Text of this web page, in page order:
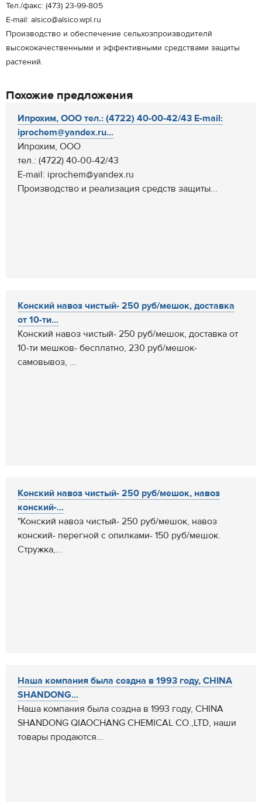
Тел./факс: (473) 23-99-805
E-mail: alsico@alsico.wpl.ru
Производство и обеспечение сельхозпроизводителй
высококачественными и эффективными средствами защиты
растений.
Похожие предложения
Ипрохим, ООО тел.: (4722) 40-00-42/43 E-mail:
iprochem@yandex.ru...
Ипрохим, ООО
тел.: (4722) 40-00-42/43
E-mail: iprochem@yandex.ru
Производство и реализация средств защиты...
Конский навоз чистый- 250 руб/мешок, доставка
от 10-ти...
Конский навоз чистый- 250 руб/мешок, доставка от
10-ти мешков- бесплатно, 230 руб/мешок-
самовывоз, ...
Конский навоз чистый- 250 руб/мешок, навоз
конский-...
"Конский навоз чистый- 250 руб/мешок, навоз
конский- перегной с опилками- 150 руб/мешок.
Стружка,...
Наша компания была создна в 1993 году, CHINA
SHANDONG...
Наша компания была создна в 1993 году, CHINA
SHANDONG QIAOCHANG CHEMICAL CO.,LTD, наши
товары продаются...